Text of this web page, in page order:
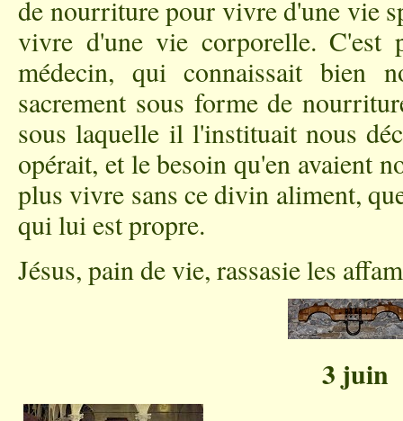
de nourriture pour vivre d'une vie
vivre d'une vie corporelle. C'est
médecin, qui connaissait bien
sacrement sous forme de
sous laquelle il l'instituait nous
opérait, et le besoin qu'en avaient
plus vivre sans ce divin aliment,
qui lui est propre.
Jésus, pain de vie, rassasie les
3 juin